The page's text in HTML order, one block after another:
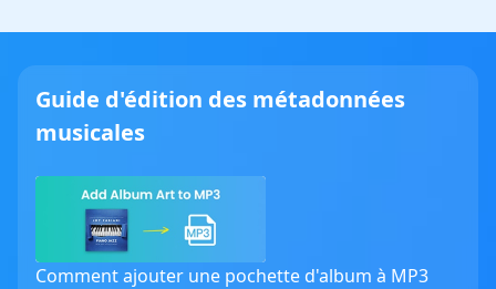
Guide d'édition des métadonnées
musicales
Comment ajouter une pochette d'album à MP3